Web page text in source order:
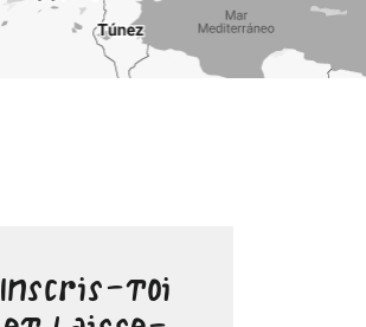
Inscris-toi